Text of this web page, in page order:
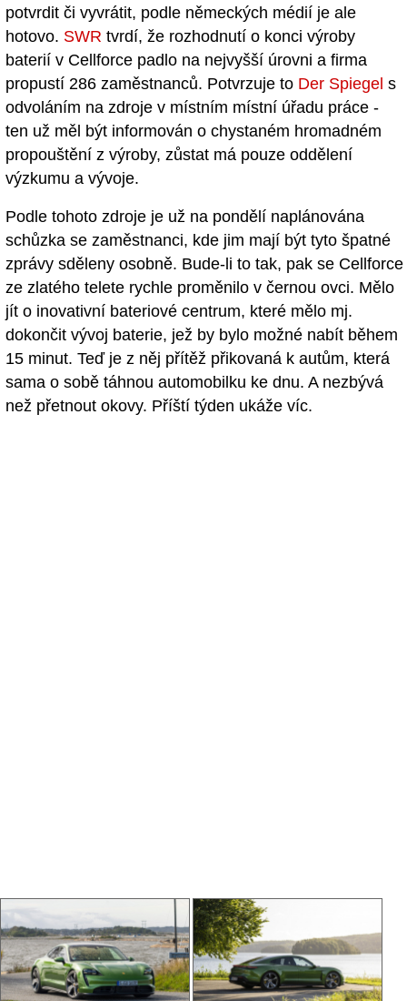
potvrdit či vyvrátit, podle německých médií je ale
hotovo. SWR tvrdí, že rozhodnutí o konci výroby
baterií v Cellforce padlo na nejvyšší úrovni a firma
propustí 286 zaměstnanců. Potvrzuje to Der Spiegel s
odvoláním na zdroje v místním místní úřadu práce -
ten už měl být informován o chystaném hromadném
propouštění z výroby, zůstat má pouze oddělení
výzkumu a vývoje.
Podle tohoto zdroje je už na pondělí naplánována
schůzka se zaměstnanci, kde jim mají být tyto špatné
zprávy sděleny osobně. Bude-li to tak, pak se Cellforce
ze zlatého telete rychle proměnilo v černou ovci. Mělo
jít o inovativní bateriové centrum, které mělo mj.
dokončit vývoj baterie, jež by bylo možné nabít během
15 minut. Teď je z něj přítěž přikovaná k autům, která
sama o sobě táhnou automobilku ke dnu. A nezbývá
než přetnout okovy. Příští týden ukáže víc.